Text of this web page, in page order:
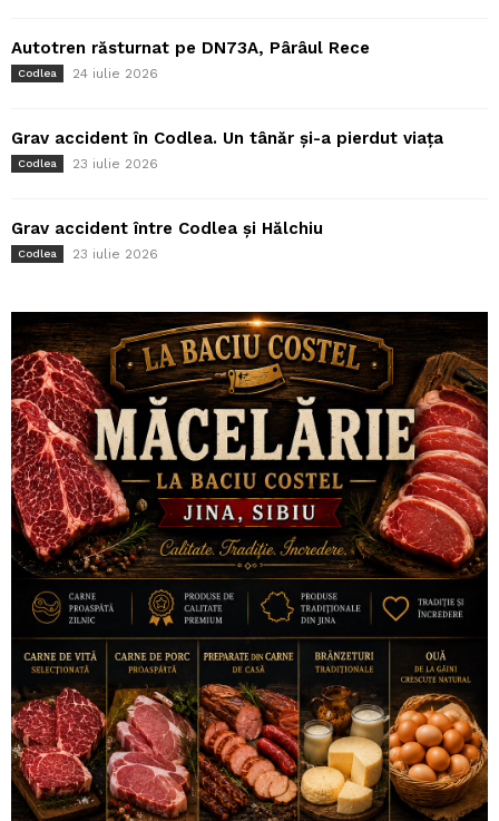
Autotren răsturnat pe DN73A, Pârâul Rece
Codlea 24 iulie 2026
Grav accident în Codlea. Un tânăr și-a pierdut viața
Codlea 23 iulie 2026
Grav accident între Codlea și Hălchiu
Codlea 23 iulie 2026